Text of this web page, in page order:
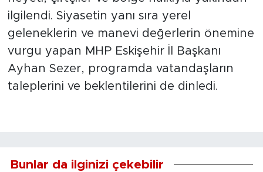
ilgilendi. Siyasetin yanı sıra yerel
geleneklerin ve manevi değerlerin önemine
vurgu yapan MHP Eskişehir İl Başkanı
Ayhan Sezer, programda vatandaşların
taleplerini ve beklentilerini de dinledi.
Bunlar da ilginizi çekebilir